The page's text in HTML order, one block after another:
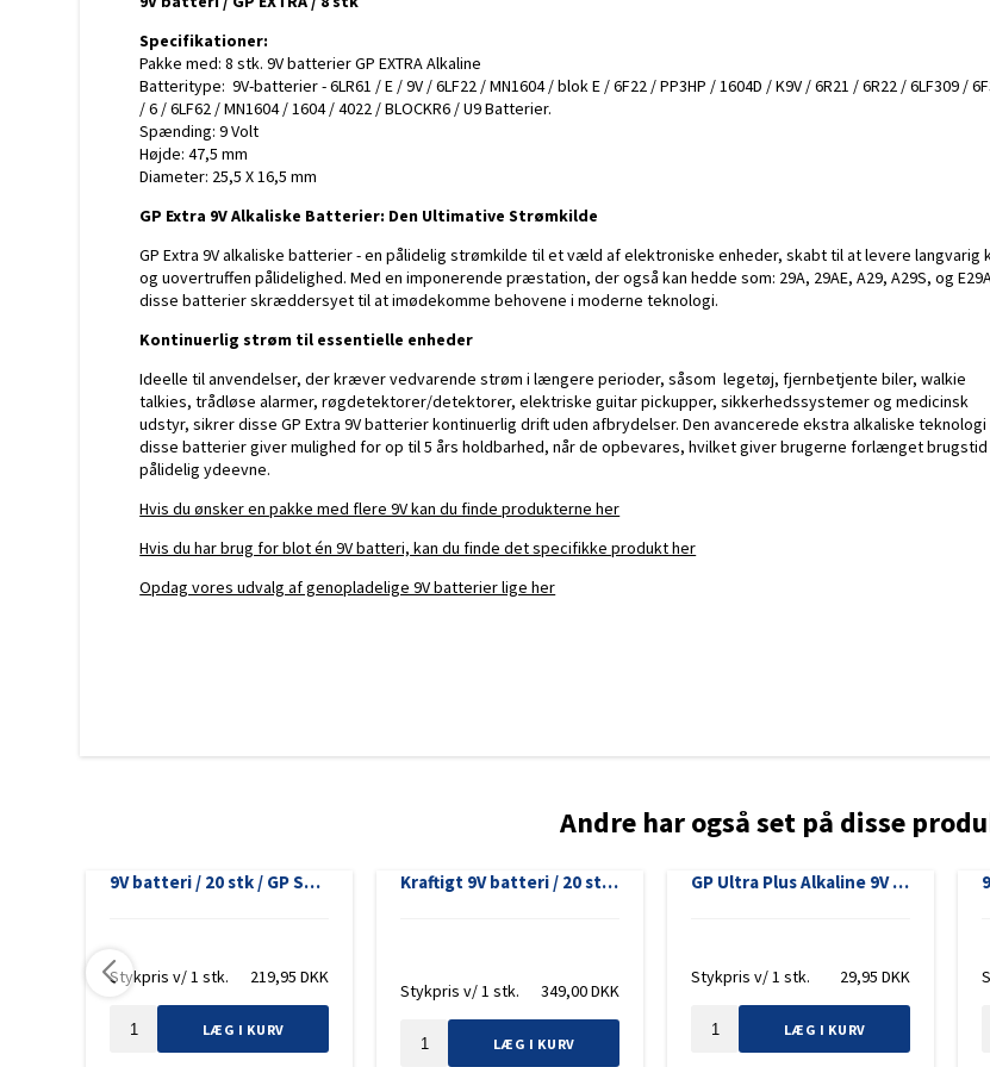
Sony
V-Mount
Batterigreb
Panasonic
Ryobi
Batterier Robotplæneklippere
Medion
Apple
Google
Huawei
Motorola
Nokia
Siemens
Sony
Harman Kardon
JBL
JBL Xtreme
Sennheiser
DJI
Hubsan x4
Walkera Dragonfly
Apple Watch Serie 1
Samsung Gear
Specifikationer:
Pakke med: 8 stk. 9V batterier GP EXTRA Alkaline
Batteritype: 9V-batterier - 6LR61 / E / 9V / 6LF22 / MN1604 / blok E / 6F22 / PP3HP / 1604D / K9V / 6R21 / 6R22 / 6LF309 /
/ 6 / 6LF62 / MN1604 / 1604 / 4022 / BLOCKR6 / U9 Batterier.
Spænding: 9 Volt
Højde: 47,5 mm
Diameter: 25,5 X 16,5 mm
GP Extra 9V Alkaliske Batterier: Den Ultimative Strømkilde
GP Extra 9V alkaliske batterier - en pålidelig strømkilde til et væld af elektroniske enheder, skabt til at levere langvarig
og uovertruffen pålidelighed. Med en imponerende præstation, der også kan hedde som: 29A, 29AE, A29, A29S, og
disse batterier skræddersyet til at imødekomme behovene i moderne teknologi.
Kontinuerlig strøm til essentielle enheder
Ideelle til anvendelser, der kræver vedvarende strøm i længere perioder, såsom legetøj, fjernbetjente biler, walkie
talkies, trådløse alarmer, røgdetektorer/detektorer, elektriske guitar pickupper, sikkerhedssystemer og medicinsk
udstyr, sikrer disse GP Extra 9V batterier kontinuerlig drift uden afbrydelser. Den avancerede ekstra alkaliske teknologi
disse batterier giver mulighed for op til 5 års holdbarhed, når de opbevares, hvilket giver brugerne forlænget brugstid
pålidelig ydeevne.
Hvis du ønsker en pakke med flere 9V kan du finde produkterne her
Hvis du har brug for blot én 9V batteri, kan du finde det specifikke produkt her
Opdag vores udvalg af genopladelige 9V batterier lige her
Andre har også set på disse
9V batteri / 20 stk / GP Super Alkaline / E batteri
Stykpris v/ 1 stk. 219,95DKK
LÆG I KURV
Kraftigt 9V batteri / 20 stk / GP Ultra Plus / Svanemærket
Stykpris v/ 1 stk. 349,00DKK
LÆG I KURV
GP Ultra Plus Alkaline 9V batteri, 1604AUP/6LF22, 1-pak
Stykpris v/ 1 stk. 29,95DKK
LÆG I KURV